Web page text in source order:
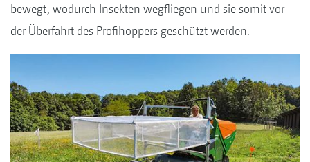
bewegt, wodurch Insekten wegfliegen und sie somit vor
der Überfahrt des Profihoppers geschützt werden.